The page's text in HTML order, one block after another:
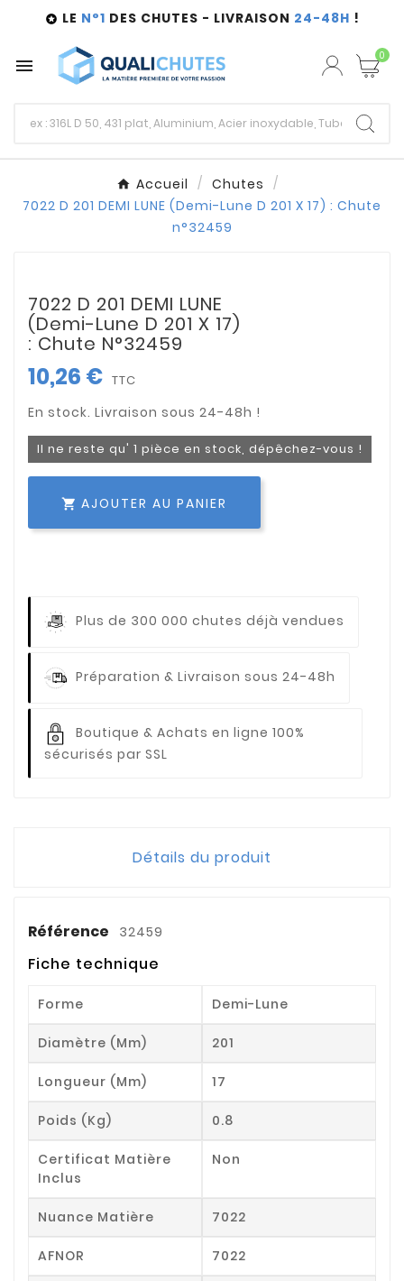
 LE N°1 DES CHUTES - LIVRAISON 24-48H !
 0
Accueil
Chutes
7022 D 201 DEMI LUNE (Demi-Lune D 201 X 17) : Chute
n°32459
7022 D 201 DEMI LUNE
(Demi-Lune D 201 X 17)
: Chute N°32459
10,26 € TTC
Il ne reste qu' 1 pièce en stock, dépêchez-vous !
 AJOUTER AU PANIER
Plus de 300 000 chutes déjà vendues
Préparation & Livraison sous 24-48h
Boutique & Achats en ligne 100%
sécurisés par SSL
Détails du produit
Référence 32459
Fiche technique
Forme Demi-Lune
Diamètre (mm) 201
Longueur (mm) 17
Poids (kg) 0.8
Certificat Matière
Inclus
Non
Nuance Matière 7022
AFNOR 7022